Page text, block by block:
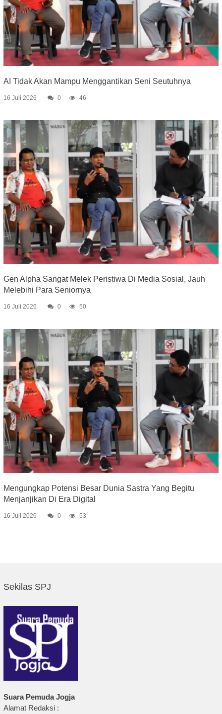
AI Tidak Akan Mampu Menggantikan Seni Seutuhnya
16 Juli 2026 0 46
Gen Alpha Sangat Melek Peristiwa Di Media Sosial, Jauh
Melebihi Para Seniornya
16 Juli 2026 0 50
Mengungkap Potensi Besar Dunia Sastra Yang Begitu
Menjanjikan Di Era Digital
16 Juli 2026 0 53
Sekilas SPJ
Suara Pemuda Jogja
Alamat Redaksi :